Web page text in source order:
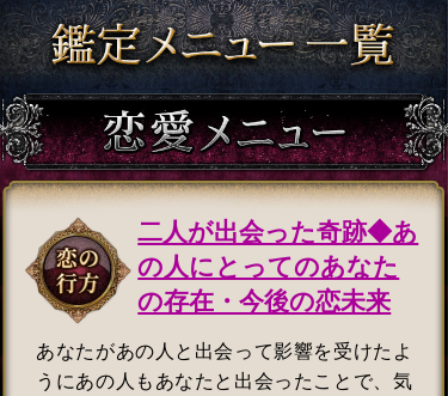
二人が出会った奇跡◆あ
の人にとってのあなた
の存在・今後の恋未来
あなたがあの人と出会って影響を受けたよ
うにあの人もあなたと出会ったことで、気